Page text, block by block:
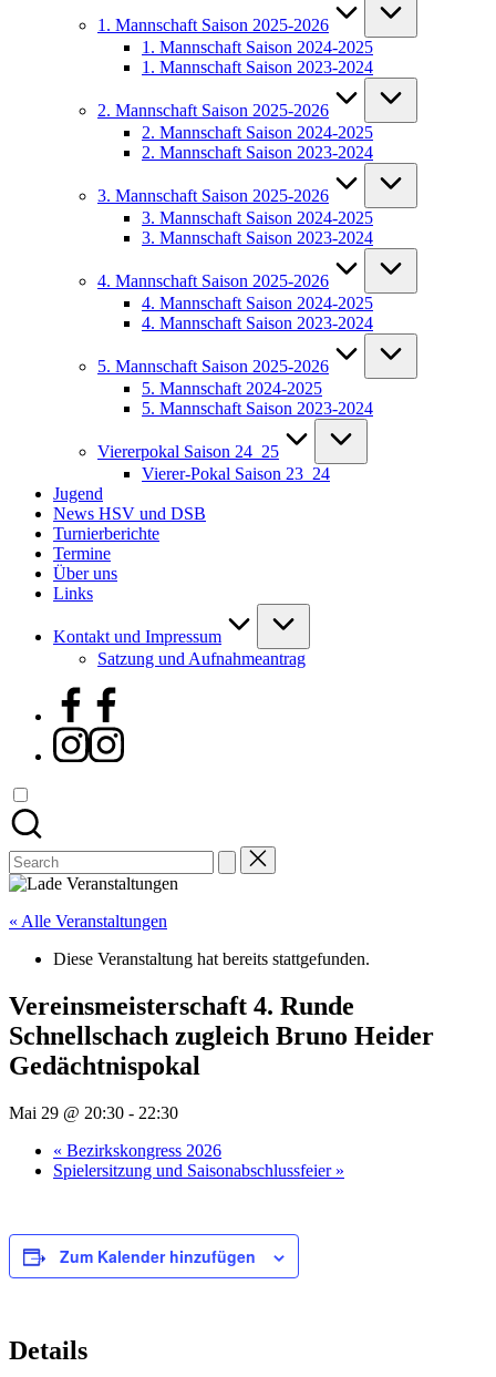
1. Mannschaft Saison 2025-2026
1. Mannschaft Saison 2024-2025
1. Mannschaft Saison 2023-2024
2. Mannschaft Saison 2025-2026
2. Mannschaft Saison 2024-2025
2. Mannschaft Saison 2023-2024
3. Mannschaft Saison 2025-2026
3. Mannschaft Saison 2024-2025
3. Mannschaft Saison 2023-2024
4. Mannschaft Saison 2025-2026
4. Mannschaft Saison 2024-2025
4. Mannschaft Saison 2023-2024
5. Mannschaft Saison 2025-2026
5. Mannschaft 2024-2025
5. Mannschaft Saison 2023-2024
Viererpokal Saison 24_25
Vierer-Pokal Saison 23_24
Jugend
News HSV und DSB
Turnierberichte
Termine
Über uns
Links
Kontakt und Impressum
Satzung und Aufnahmeantrag
Facebook
Instagram
Search
for:
« Alle Veranstaltungen
Diese Veranstaltung hat bereits stattgefunden.
Vereinsmeisterschaft 4. Runde
Schnellschach zugleich Bruno Heider
Gedächtnispokal
Mai 29 @ 20:30 - 22:30
« Bezirkskongress 2026
Spielersitzung und Saisonabschlussfeier »
Zum Kalender hinzufügen
Details